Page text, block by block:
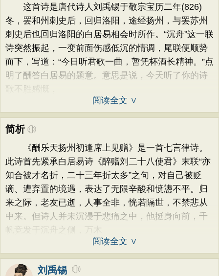
这首诗是唐代诗人刘禹锡于敬宗宝历二年(826)
冬，罢和州刺史后，回归洛阳，途经扬州，与罢苏州
刺史后也回归洛阳的白居易相会时所作。“沉舟”这一联
诗突然振起，一变前面伤感低沉的情调，尾联便顺势
而下，写道：“今日听君歌一曲，暂凭杯酒长精神。”点
明了酬答白居易的题意。意思是说，今天听了你的诗
歌不胜感慨，
阅读全文 ∨
简析
《酬乐天扬州初逢席上见赠》是一首七言律诗。
此诗首先紧承白居易诗《醉赠刘二十八使君》末联“亦
知合被才名折，二十三年折太多”之句，对自己被贬
谪、遭弃置的境遇，表达了无限辛酸和愤懑不平。归
来之际，老友已逝，人事全非，恍若隔世，不禁悲从
中来。但诗人并未沉浸于悲痛之中，他挺身向前，千
帆竞发于沉舟之侧，万木
阅读全文 ∨
刘禹锡